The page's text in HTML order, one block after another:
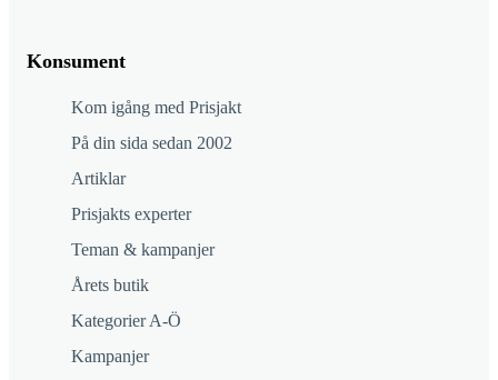
Konsument
Kom igång med Prisjakt
På din sida sedan 2002
Artiklar
Prisjakts experter
Teman & kampanjer
Årets butik
Kategorier A-Ö
Kampanjer